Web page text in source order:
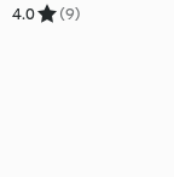
4.0 (9)